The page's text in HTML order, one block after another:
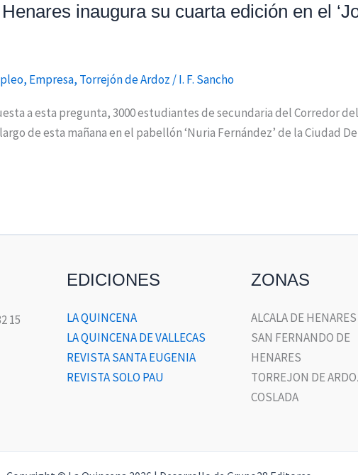
inaugura su cuarta edición en el
, Empresa, Torrejón de Ardoz /I. F. Sancho
a esta pregunta, 3000 estudiantes de secundaria del Corredor
de esta mañana en el pabellón ‘Nuria Fernández’ de la Ciudad
15
EDICIONES
LA QUINCENA
LA QUINCENA DE VALLECAS
REVISTA SANTA EUGENIA
REVISTA SOLO PAU
ZONAS
ALCALA DE HENARES
SAN FERNANDO DE
HENARES
TORREJON DE
COSLADA